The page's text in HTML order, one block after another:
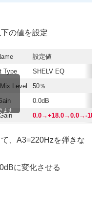
の値を設定
設定値
Type
SHELV EQ
Level
50％
0.0dB
0.0→+18.0→0.0→-
ます
、A3=220Hzを弾きな
に変化させる